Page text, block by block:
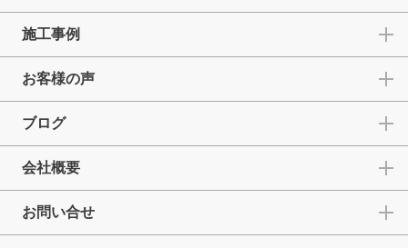
施工事例
お客様の声
ブログ
会社概要
お問い合せ